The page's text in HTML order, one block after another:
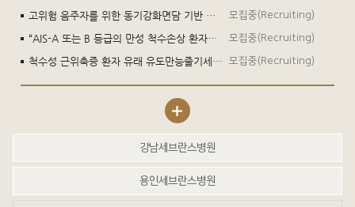
고위험 음주자를 위한 동기강화면담 기반 대화형 모바일 애플리케이션의 임상적 효과 검증 모집중(Recruiting)
“AIS-A 또는 B 등급의 만성 척수손상 환자를 대상으로 유전자 벡터인 STUP-001 투여 시 안전성 및 탐색적 유효성을 평가하기 위한 단일기관, 전향적 연구자 주도 임상시험” 모집중(Recruiting)
척수성 근위축증 환자 유래 유도만능줄기세포를 이용한 골격근 특이적인 SMN 단백질의 역할 규명 모집중(Recruiting)
강남세브란스병원
용인세브란스병원